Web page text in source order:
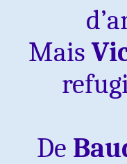
Mais
De